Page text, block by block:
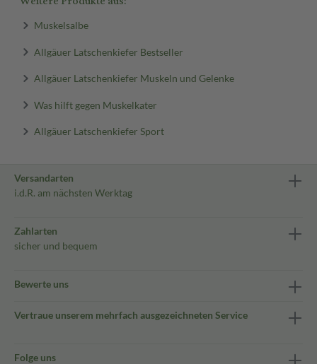
Muskelsalbe
Allgäuer Latschenkiefer Bestseller
Allgäuer Latschenkiefer Muskeln und Gelenke
Was hilft gegen Muskelkater
Allgäuer Latschenkiefer Sport
Versandarten
i.d.R. am nächsten Werktag
Zahlarten
sicher und bequem
Bewerte uns
Vertraue unserem mehrfach ausgezeichneten Service
Folge uns